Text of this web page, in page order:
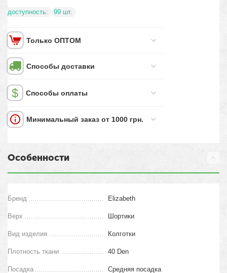
доступность: 99 шт.
Только ОПТОМ
Способы доставки
Способы оплаты
Минимальный заказ от 1000 грн.
Особенности
Бренд Elizabeth
Верх Шортики
Вид изделия Колготки
Плотность ткани 40 Den
Посадка Средняя посадка